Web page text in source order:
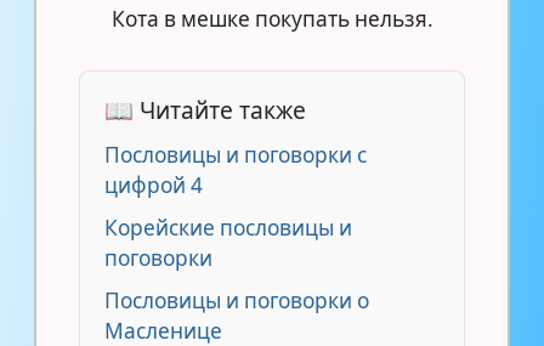
Кота в мешке покупать нельзя.
📖 Читайте также
Пословицы и поговорки с
цифрой 4
Корейские пословицы и
поговорки
Пословицы и поговорки о
Масленице